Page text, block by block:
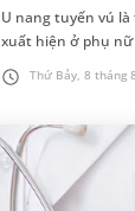
Thứ Bảy, 8 tháng
U nang tuyến vú
xuất hiện ở phụ nữ
được chẩn đoán
thường băn khoăn